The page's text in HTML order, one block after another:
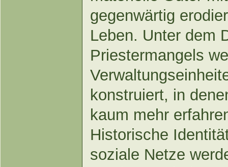
gegenwärtig
Leben. Unter dem
Priestermangels
konstruiert, in
kaum mehr
Historische
soziale Netze